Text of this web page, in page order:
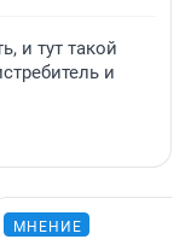
и тут такой
и
МНЕНИЕ